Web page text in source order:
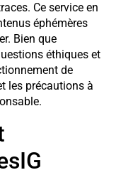
Ce service en
éphémères
Bien que
éthiques et
de
les précautions à